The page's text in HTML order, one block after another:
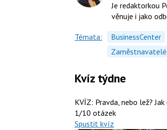
Je redaktorkou
věnuje i jako
Témata: BusinessCenter
Zaměstnavatelé
Kvíz týdne
KVÍZ: Pravda, nebo lež?
1/10 otázek
Spustit kvíz